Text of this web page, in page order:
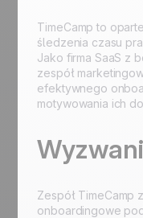
TimeCamp to
śledzenia czasu
Jako firma SaaS z
zespół
efektywnego
motywowania ich
Zespół TimeCamp
onboardingowe